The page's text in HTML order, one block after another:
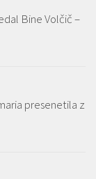
Bine Volčič –
presenetila z